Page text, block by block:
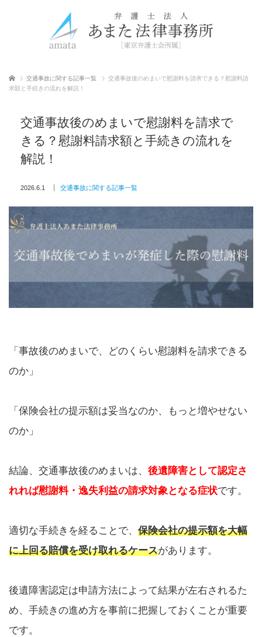
ホーム 交通事故に関する記事一覧
交通事故後のめまいで慰謝料を請求できる？慰謝料請
求額と手続きの流れを解説！
交通事故後のめまいで慰謝料を請求で
きる？慰謝料請求額と手続きの流れを
解説！
2026.6.1 交通事故に関する記事一覧
「事故後のめまいで、どのくらい慰謝料を請求できる
のか」
「保険会社の提示額は妥当なのか、もっと増やせない
のか」
結論、交通事故後のめまいは、 後遺障害として認定さ
れれば慰謝料・逸失利益の請求対象となる症状です。
適切な手続きを経ることで、 保険会社の提示額を大幅
に上回る賠償を受け取れるケースがあります。
後遺障害認定は申請方法によって結果が左右されるた
め、手続きの進め方を事前に把握しておくことが重要
です。